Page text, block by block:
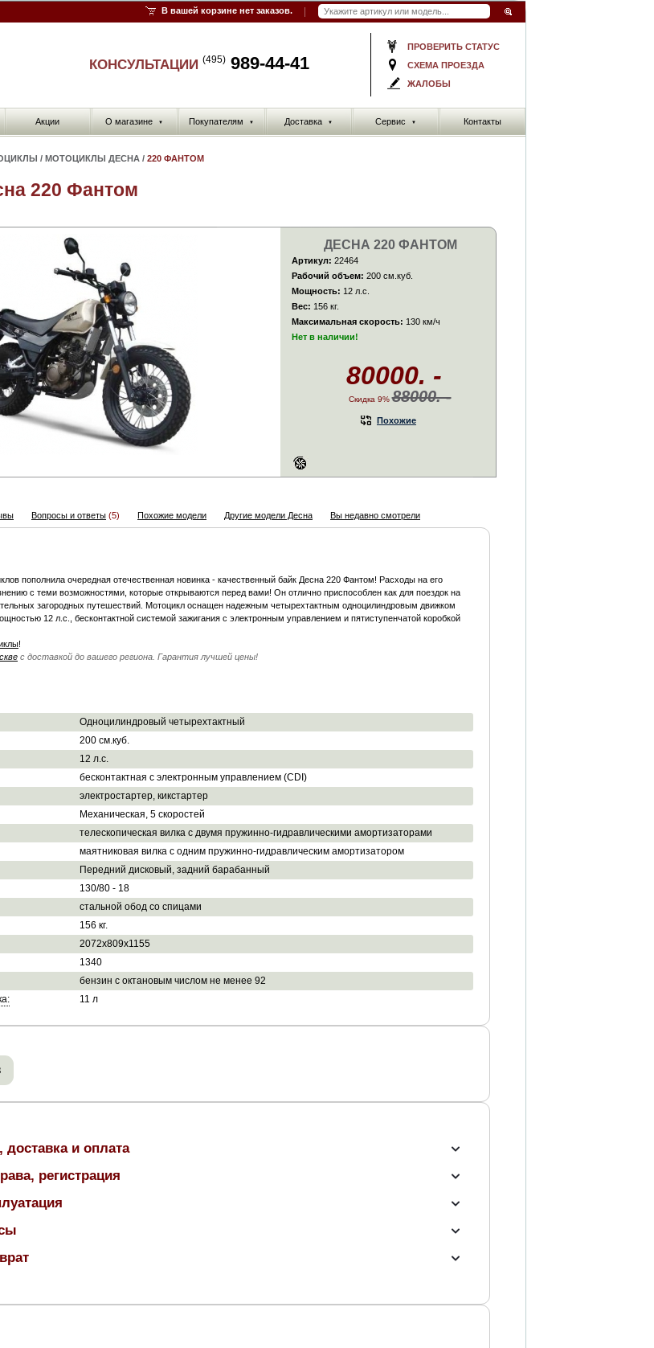
В вашей корзине нет заказов.
ПРОВЕРИТЬ СТАТУС
СХЕМА ПРОЕЗДА
ЖАЛОБЫ
КОНСУЛЬТАЦИИ (495) 989-44-41
Акции О магазине ▼ Покупателям ▼ Доставка ▼ Сервис ▼ Контакты
/ МОТОЦИКЛЫ ДЕСНА / 220 ФАНТОМ
220 Фантом
ДЕСНА 220 ФАНТОМ
Артикул: 22464
Рабочий объем: 200 см.куб.
Мощность: 12 л.с.
Вес: 156 кг.
Максимальная скорость: 130 км/ч
Нет в наличии!
80000. -
Скидка 9% 88000. -
Похожие
Вопросы и ответы (5) Похожие модели Другие модели Десна Вы недавно смотрели
пополнила очередная отечественная новинка - качественный байк Десна 220 Фантом! Расходы на его
с теми возможностями, которые открываются перед вами! Он отлично приспособлен как для поездок на
загородных путешествий. Мотоцикл оснащен надежным четырехтактным одноцилиндровым движком
12 л.с., бесконтактной системой зажигания с электронным управлением и пятиступенчатой коробкой
!
с доставкой до вашего региона. Гарантия лучшей цены!
Одноцилиндровый четырехтактный
200 см.куб.
12 л.с.
бесконтактная с электронным управлением (CDI)
электростартер, кикстартер
Механическая, 5 скоростей
телескопическая вилка с двумя пружинно-гидравлическими амортизаторами
маятниковая вилка с одним пружинно-гидравлическим амортизатором
Передний дисковый, задний барабанный
130/80 - 18
стальной обод со спицами
156 кг.
2072х809х1155
1340
бензин с октановым числом не менее 92
11 л
доставка и оплата
регистрация